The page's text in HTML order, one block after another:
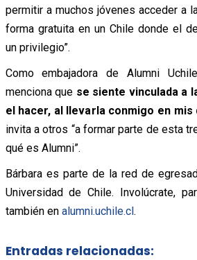
permitir a muchos jóvenes acceder a
forma gratuita en un Chile donde el
un privilegio”.
Como embajadora de Alumni
menciona que se siente vinculada a
el hacer, al llevarla conmigo en
invita a otros “a formar parte de esta
qué es Alumni”.
Bárbara es parte de la red de
Universidad de Chile. Involúcrate,
también en alumni.uchile.cl.
Entradas relacionadas: